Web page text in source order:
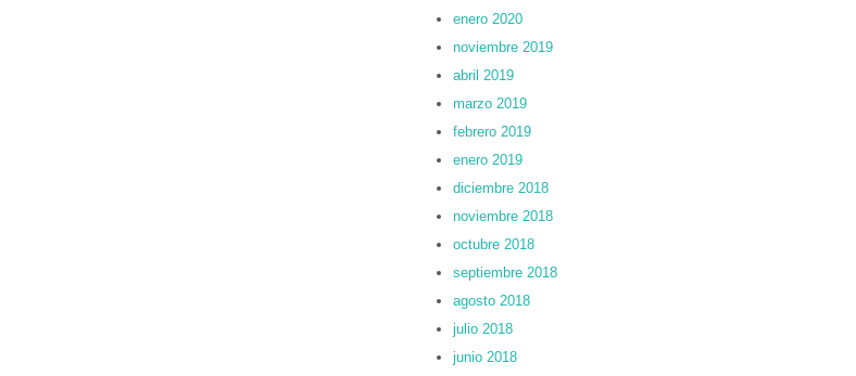
enero 2020
noviembre 2019
abril 2019
marzo 2019
febrero 2019
enero 2019
diciembre 2018
noviembre 2018
octubre 2018
septiembre 2018
agosto 2018
julio 2018
junio 2018